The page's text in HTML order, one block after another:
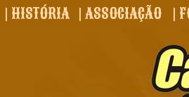
| HISTÓRIA | ASSOCIAÇÃO |